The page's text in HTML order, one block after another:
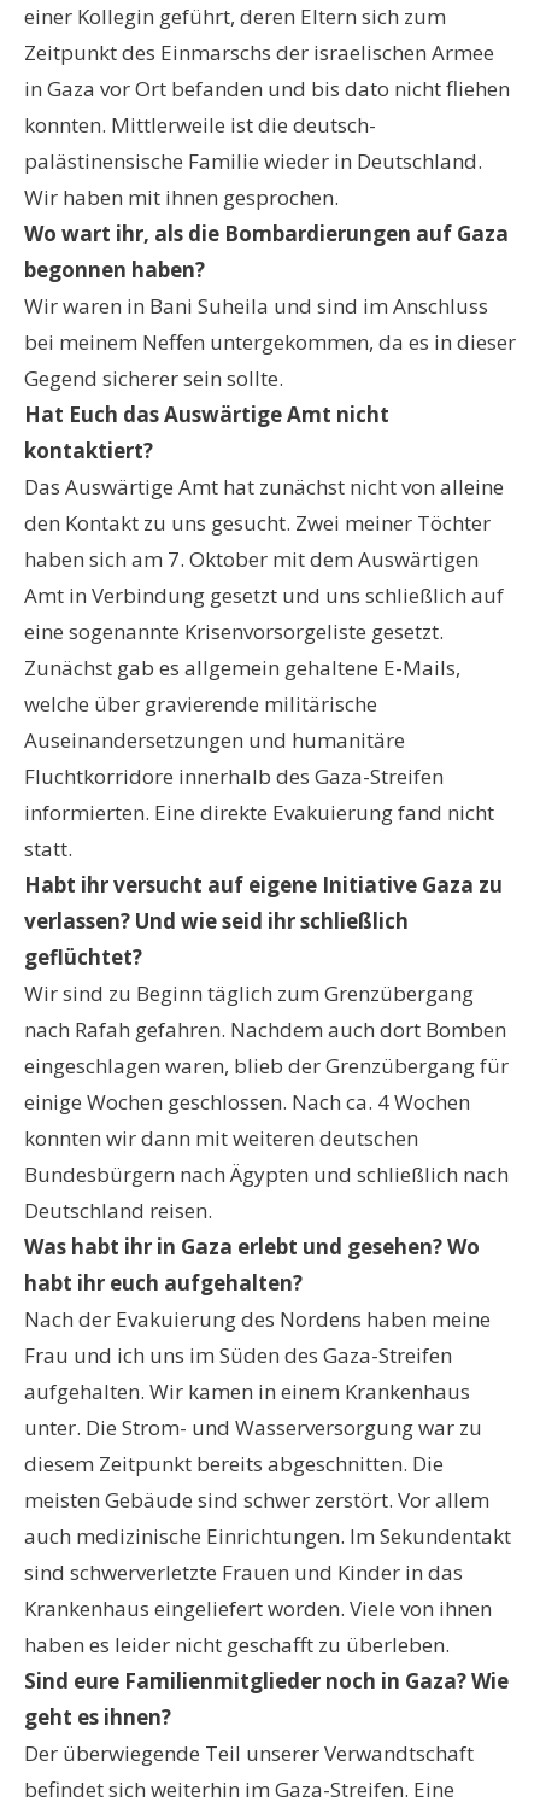
einer Kollegin geführt, deren Eltern sich zum
Zeitpunkt des Einmarschs der israelischen Armee
in Gaza vor Ort befanden und bis dato nicht fliehen
konnten. Mittlerweile ist die deutsch-
palästinensische Familie wieder in Deutschland.
Wir haben mit ihnen gesprochen.
Wo wart ihr, als die Bombardierungen auf Gaza
begonnen haben?
Wir waren in Bani Suheila und sind im Anschluss
bei meinem Neffen untergekommen, da es in dieser
Gegend sicherer sein sollte.
Hat Euch das Auswärtige Amt nicht
kontaktiert?
Das Auswärtige Amt hat zunächst nicht von alleine
den Kontakt zu uns gesucht. Zwei meiner Töchter
haben sich am 7. Oktober mit dem Auswärtigen
Amt in Verbindung gesetzt und uns schließlich auf
eine sogenannte Krisenvorsorgeliste gesetzt.
Zunächst gab es allgemein gehaltene E-Mails,
welche über gravierende militärische
Auseinandersetzungen und humanitäre
Fluchtkorridore innerhalb des Gaza-Streifen
informierten. Eine direkte Evakuierung fand nicht
statt.
Habt ihr versucht auf eigene Initiative Gaza zu
verlassen? Und wie seid ihr schließlich
geflüchtet?
Wir sind zu Beginn täglich zum Grenzübergang
nach Rafah gefahren. Nachdem auch dort Bomben
eingeschlagen waren, blieb der Grenzübergang für
einige Wochen geschlossen. Nach ca. 4 Wochen
konnten wir dann mit weiteren deutschen
Bundesbürgern nach Ägypten und schließlich nach
Deutschland reisen.
Was habt ihr in Gaza erlebt und gesehen? Wo
habt ihr euch aufgehalten?
Nach der Evakuierung des Nordens haben meine
Frau und ich uns im Süden des Gaza-Streifen
aufgehalten. Wir kamen in einem Krankenhaus
unter. Die Strom- und Wasserversorgung war zu
diesem Zeitpunkt bereits abgeschnitten. Die
meisten Gebäude sind schwer zerstört. Vor allem
auch medizinische Einrichtungen. Im Sekundentakt
sind schwerverletzte Frauen und Kinder in das
Krankenhaus eingeliefert worden. Viele von ihnen
haben es leider nicht geschafft zu überleben.
Sind eure Familienmitglieder noch in Gaza? Wie
geht es ihnen?
Der überwiegende Teil unserer Verwandtschaft
befindet sich weiterhin im Gaza-Streifen. Eine